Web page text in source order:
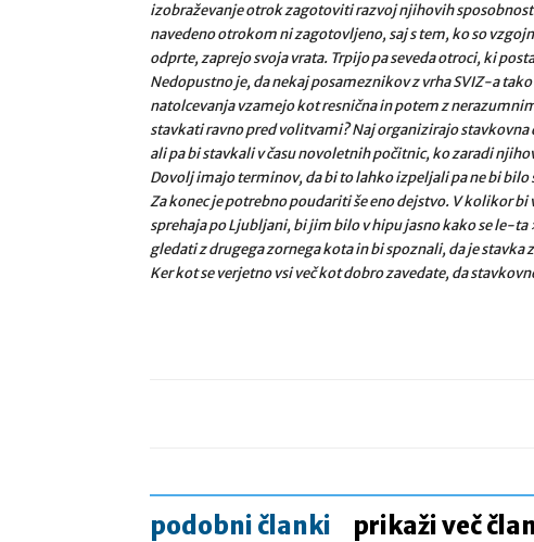
izobraževanje otrok zagotoviti razvoj njihovih
navedeno otrokom ni zagotovljeno, saj s tem, ko so
odprte, zaprejo svoja vrata. Trpijo pa seveda otroci, ki
Nedopustno je, da nekaj posameznikov z vrha SVIZ-a
natolcevanja vzamejo kot resnična in potem z
stavkati ravno pred volitvami? Naj organizirajo
ali pa bi stavkali v času novoletnih počitnic, ko zaradi
Dovolj imajo terminov, da bi to lahko izpeljali pa ne bi bilo
Za konec je potrebno poudariti še eno dejstvo. V kolikor
sprehaja po Ljubljani, bi jim bilo v hipu jasno kako se le-
gledati z drugega zornega kota in bi spoznali, da je
Ker kot se verjetno vsi več kot dobro zavedate, da
podobni članki prikaži več